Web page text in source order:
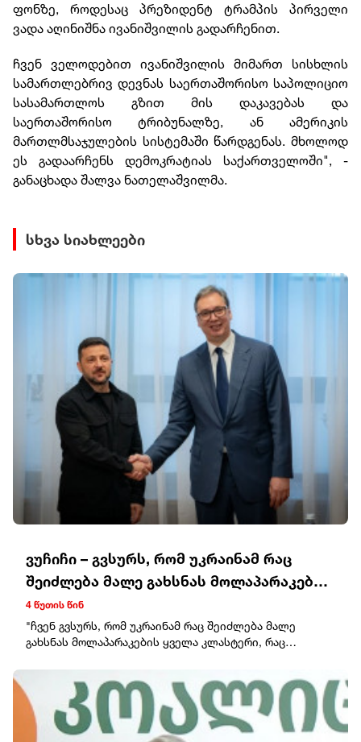
ფონზე, როდესაც პრეზიდენტ ტრამპის პირველი
ვადა აღინიშნა ივანიშვილის გადარჩენით.
ჩვენ ველოდებით ივანიშვილის მიმართ სისხლის
სამართლებრივ დევნას საერთაშორისო საპოლიციო
სასამართლოს გზით მის დაკავებას და
საერთაშორისო ტრიბუნალზე, ან ამერიკის
მართლმსაჯულების სისტემაში წარდგენას. მხოლოდ
ეს გადაარჩენს დემოკრატიას საქართველოში", -
განაცხადა შალვა ნათელაშვილმა.
სხვა სიახლეები
ვუჩიჩი – გვსურს, რომ უკრაინამ რაც
შეიძლება მალე გახსნას მოლაპარაკების
ყველა კლასტერი
4 წუთის წინ
"ჩვენ გვსურს, რომ უკრაინამ რაც შეიძლება მალე
გახსნას მოლაპარაკების ყველა კლასტერი, რაც
უკრაინელი ხალხის, უკრაინის ხელმძღვანელობის
სურვილი. ჩვენ არ გვქონია და არც მომავალში გვექნება
პრობლემები ამასთან დაკავშირებით. პირიქით, ჩვენ
ყველაფერს გავაკეთებთ, რათა დავეხმაროთ უკრაინას
თავის ევროპულ გზაზე“, – განაცხადა